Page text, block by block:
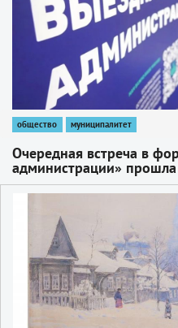
общество муниципалитет
Очередная встреча в
администрации»
предприятии «Новые